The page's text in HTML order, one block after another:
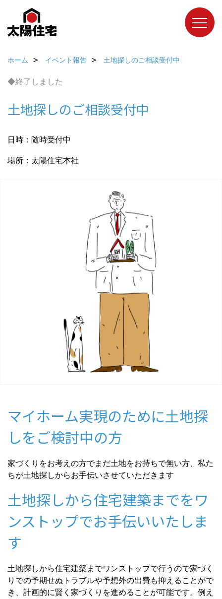
ホーム イベント報告 土地探しのご相談受付中
◆終了しました
土地探しのご相談受付中
日時：随時受付中
場所：太陽住宅本社
マイホーム実現のために土地探
しをご検討中の方
家づくりをお考えの方でまだ土地をお持ちで無い方、私た
ちが土地探しからお手伝いさせていただきます
土地探しから住宅建築までをワ
ンストップでお手伝いいたしま
す
土地探しから住宅建築までワンストップで行うので家づく
りでの予期せぬトラブルや予想外の出費も抑えることがで
き、計画的に賢く家づくりを進めることが可能です。例え